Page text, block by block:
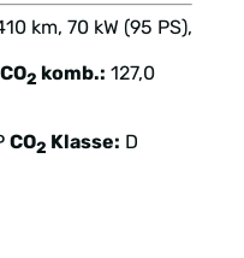
km, 70 kW (95 PS),
CO2 komb.: 127,0
CO2 Klasse: D